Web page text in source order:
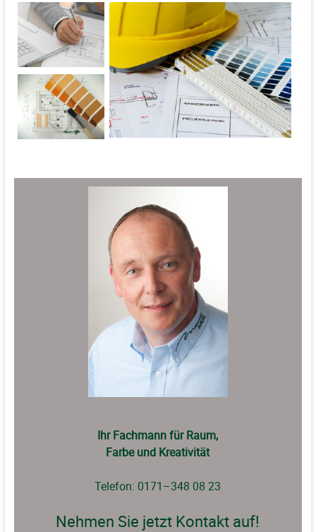
Ihr Fachmann für Raum,
Farbe und Kreativität
Telefon: 0171–348 08 23
Nehmen Sie jetzt Kontakt auf!